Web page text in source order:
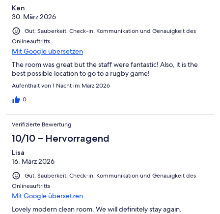
Ken
30. März 2026
Gut: Sauberkeit, Check-in, Kommunikation und Genauigkeit des
Onlineauftritts
Mit Google übersetzen
The room was great but the staff were fantastic! Also, it is the
best possible location to go to a rugby game!
Aufenthalt von 1 Nacht im März 2026
0
Verifizierte Bewertung
10/10 – Hervorragend
Lisa
16. März 2026
Gut: Sauberkeit, Check-in, Kommunikation und Genauigkeit des
Onlineauftritts
Mit Google übersetzen
Lovely modern clean room. We will definitely stay again.